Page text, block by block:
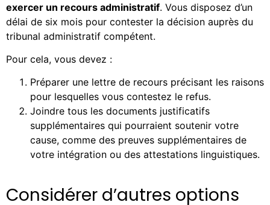
exercer un recours administratif. Vous disposez d’un
délai de six mois pour contester la décision auprès du
tribunal administratif compétent.
Pour cela, vous devez :
Préparer une lettre de recours précisant les raisons
pour lesquelles vous contestez le refus.
Joindre tous les documents justificatifs
supplémentaires qui pourraient soutenir votre
cause, comme des preuves supplémentaires de
votre intégration ou des attestations linguistiques.
Considérer d’autres options